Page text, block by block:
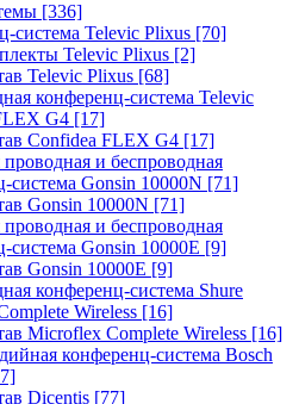
[336]
система Televic Plixus [70]
Televic Plixus [2]
Televic Plixus [68]
конференц-система Televic
G4 [17]
Confidea FLEX G4 [17]
и беспроводная
система Gonsin 10000N [71]
Gonsin 10000N [71]
и беспроводная
система Gonsin 10000E [9]
Gonsin 10000E [9]
конференц-система Shure
Wireless [16]
Microflex Complete Wireless [16]
конференц-система Bosch
Dicentis [77]